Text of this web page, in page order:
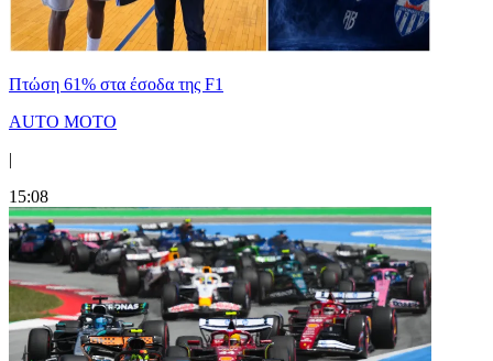
Πτώση 61% στα έσοδα της F1
AUTO MOTO
|
15:08